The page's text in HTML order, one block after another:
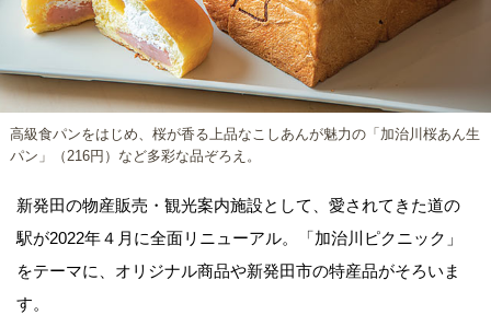
高級食パンをはじめ、桜が香る上品なこしあんが魅力の「加治川桜あん生
パン」（216円）など多彩な品ぞろえ。
新発田の物産販売・観光案内施設として、愛されてきた道の
駅が2022年４月に全面リニューアル。「加治川ピクニック」
をテーマに、オリジナル商品や新発田市の特産品がそろいま
す。